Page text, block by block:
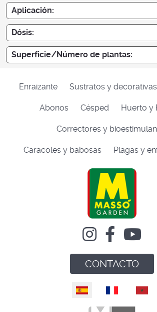
Aplicación:
Dósis:
Superficie/Número de plantas:
Enraizante Sustratos y decorativas
Abonos Césped Huerto y
Correctores y
Caracoles y babosas Plagas y
CONTACTO
Seleccione su idioma